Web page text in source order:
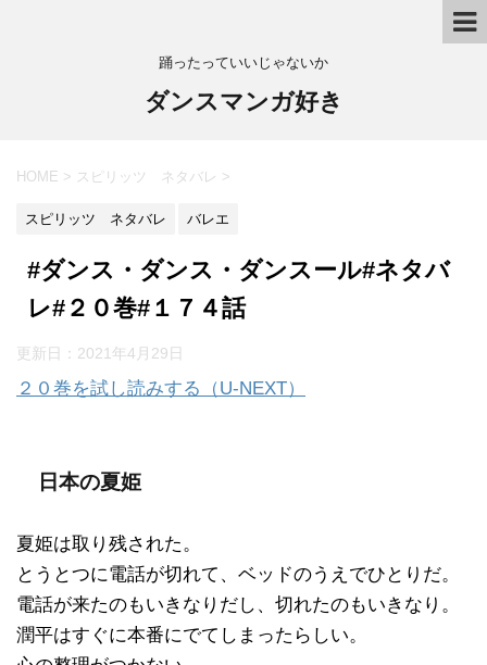
踊ったっていいじゃないか
ダンスマンガ好き
HOME > スピリッツ ネタバレ >
スピリッツ ネタバレ バレエ
#ダンス・ダンス・ダンスール#ネタバ
レ#２０巻#１７４話
更新日： 2021年4月29日
２０巻を試し読みする（U-NEXT）
日本の夏姫
夏姫は取り残された。
とうとつに電話が切れて、ベッドのうえでひとりだ。
電話が来たのもいきなりだし、切れたのもいきなり。
潤平はすぐに本番にでてしまったらしい。